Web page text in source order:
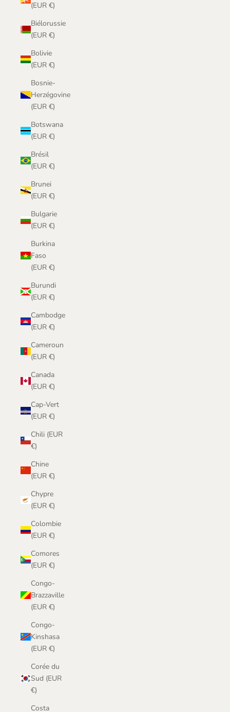
(EUR €)
Biélorussie
(EUR €)
Bolivie
(EUR €)
Bosnie-
Herzégovine
(EUR €)
Botswana
(EUR €)
Brésil
(EUR €)
Brunei
(EUR €)
Bulgarie
(EUR €)
Burkina
Faso
(EUR €)
Burundi
(EUR €)
Cambodge
(EUR €)
Cameroun
(EUR €)
Canada
(EUR €)
Cap-Vert
(EUR €)
Chili (EUR
€)
Chine
(EUR €)
Chypre
(EUR €)
Colombie
(EUR €)
Comores
(EUR €)
Congo-
Brazzaville
(EUR €)
Congo-
Kinshasa
(EUR €)
Corée du
Sud (EUR
€)
Costa